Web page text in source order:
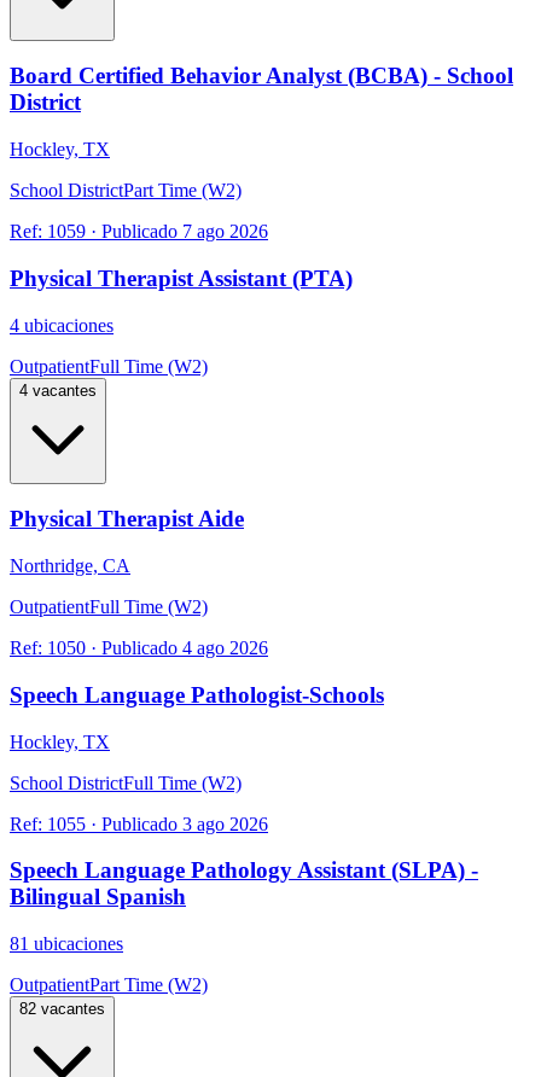
Board Certified Behavior Analyst (BCBA) - School
District
Hockley, TX
School DistrictPart Time (W2)
Ref: 1059 · Publicado 7 ago 2026
Physical Therapist Assistant (PTA)
4 ubicaciones
OutpatientFull Time (W2)
4 vacantes
Physical Therapist Aide
Northridge, CA
OutpatientFull Time (W2)
Ref: 1050 · Publicado 4 ago 2026
Speech Language Pathologist-Schools
Hockley, TX
School DistrictFull Time (W2)
Ref: 1055 · Publicado 3 ago 2026
Speech Language Pathology Assistant (SLPA) -
Bilingual Spanish
81 ubicaciones
OutpatientPart Time (W2)
82 vacantes